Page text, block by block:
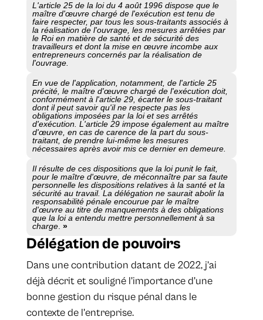
L'article 25 de la loi du 4 août 1996 dispose que le
maître d'œuvre chargé de l'exécution est tenu de
faire respecter, par tous les sous-traitants associés à
la réalisation de l'ouvrage, les mesures arrêtées par
le Roi en matière de santé et de sécurité des
travailleurs et dont la mise en œuvre incombe aux
entrepreneurs concernés par la réalisation de
l'ouvrage.
En vue de l'application, notamment, de l'article 25
précité, le maître d'œuvre chargé de l'exécution doit,
conformément à l'article 29, écarter le sous-traitant
dont il peut savoir qu'il ne respecte pas les
obligations imposées par la loi et ses arrêtés
d'exécution. L'article 29 impose également au maître
d'œuvre, en cas de carence de la part du sous-
traitant, de prendre lui-même les mesures
nécessaires après avoir mis ce dernier en demeure.
Il résulte de ces dispositions que la loi punit le fait,
pour le maître d'œuvre, de méconnaître par sa faute
personnelle les dispositions relatives à la santé et la
sécurité au travail. La délégation ne saurait abolir la
responsabilité pénale encourue par le maître
d'œuvre au titre de manquements à des obligations
que la loi a entendu mettre personnellement à sa
charge. »
Délégation de pouvoirs
Dans une contribution datant de 2022, j’ai
déjà décrit et souligné l'importance d'une
bonne gestion du risque pénal dans le
contexte de l'entreprise.